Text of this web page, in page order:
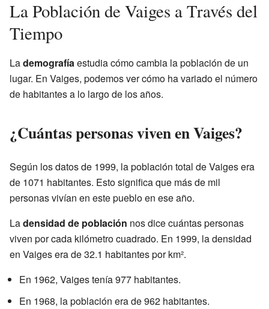
La Población de Vaiges a Través del
Tiempo
Lademografíaestudia cómo cambia la población de un
lugar. En Vaiges, podemos ver cómo ha variado el número
de habitantes a lo largo de los años.
¿Cuántas personas viven en Vaiges?
Según los datos de 1999, la población total de Vaiges era
de 1071 habitantes. Esto significa que más de mil
personas vivían en este pueblo en ese año.
Ladensidad de población nos dice cuántas personas
viven por cada kilómetro cuadrado. En 1999, la densidad
en Vaiges era de 32.1 habitantes por km².
En 1962, Vaiges tenía 977 habitantes.
En 1968, la población era de 962 habitantes.